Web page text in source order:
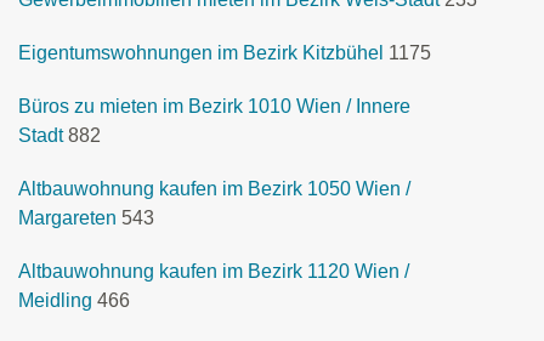
Eigentumswohnungen im Bezirk Kitzbühel 1175
Büros zu mieten im Bezirk 1010 Wien / Innere
Stadt 882
Altbauwohnung kaufen im Bezirk 1050 Wien /
Margareten 543
Altbauwohnung kaufen im Bezirk 1120 Wien /
Meidling 466